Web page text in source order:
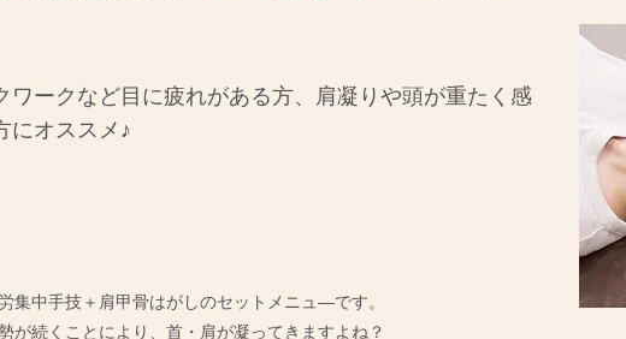
ワークなど目に疲れがある方、肩凝りや頭が重たく感
にオススメ♪
集中手技＋肩甲骨はがしのセットメニュ―です。
が続くことにより、首・肩が凝ってきますよね？